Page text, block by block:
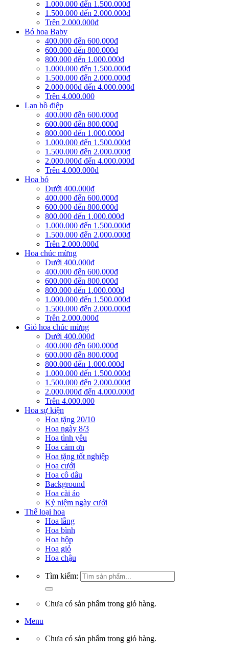
1.000.000 đến 1.500.000đ
1.500.000 đến 2.000.000đ
Trên 2.000.000đ
Bó hoa Baby
400.000 đến 600.000đ
600.000 đến 800.000đ
800.000 đến 1.000.000đ
1.000.000 đến 1.500.000đ
1.500.000 đến 2.000.000đ
2.000.000đ đến 4.000.000đ
Trên 4.000.000
Lan hồ điệp
400.000 đến 600.000đ
600.000 đến 800.000đ
800.000 đến 1.000.000đ
1.000.000 đến 1.500.000đ
1.500.000 đến 2.000.000đ
2.000.000đ đến 4.000.000đ
Trên 4.000.000đ
Hoa bó
Dưới 400.000đ
400.000 đến 600.000đ
600.000 đến 800.000đ
800.000 đến 1.000.000đ
1.000.000 đến 1.500.000đ
1.500.000 đến 2.000.000đ
Trên 2.000.000đ
Hoa chúc mừng
Dưới 400.000đ
400.000 đến 600.000đ
600.000 đến 800.000đ
800.000 đến 1.000.000đ
1.000.000 đến 1.500.000đ
1.500.000 đến 2.000.000đ
Trên 2.000.000đ
Giỏ hoa chúc mừng
Dưới 400.000đ
400.000 đến 600.000đ
600.000 đến 800.000đ
800.000 đến 1.000.000đ
1.000.000 đến 1.500.000đ
1.500.000 đến 2.000.000đ
2.000.000đ đến 4.000.000đ
Trên 4.000.000
Hoa sự kiện
Hoa tặng 20/10
Hoa ngày 8/3
Hoa tình yêu
Hoa cảm ơn
Hoa tặng tốt nghiệp
Hoa cưới
Hoa cô dâu
Background
Hoa cài áo
Kỷ niệm ngày cưới
Thể loại hoa
Hoa lẵng
Hoa bình
Hoa hộp
Hoa giỏ
Hoa chậu
Tìm kiếm:
Chưa có sản phẩm trong giỏ hàng.
Menu
Chưa có sản phẩm trong giỏ hàng.